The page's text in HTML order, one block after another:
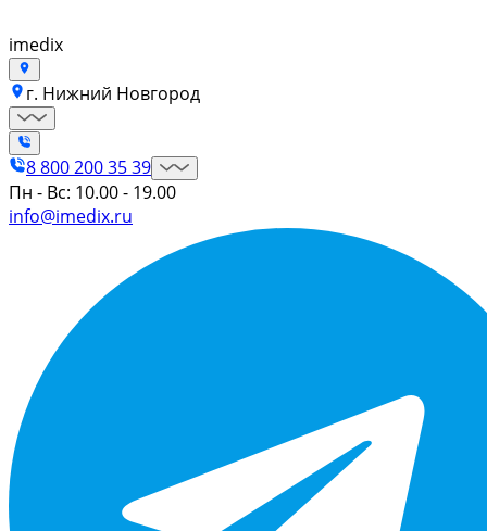
imedix
г. Нижний Новгород
8 800 200 35 39
Пн - Вс: 10.00 - 19.00
info@imedix.ru